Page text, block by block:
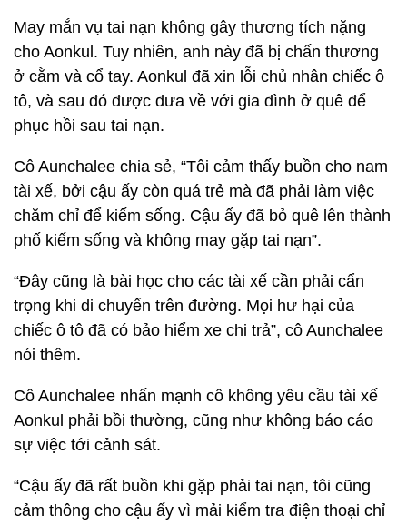
May mắn vụ tai nạn không gây thương tích nặng
cho Aonkul. Tuy nhiên, anh này đã bị chấn thương
ở cằm và cổ tay. Aonkul đã xin lỗi chủ nhân chiếc ô
tô, và sau đó được đưa về với gia đình ở quê để
phục hồi sau tai nạn.
Cô Aunchalee chia sẻ, “Tôi cảm thấy buồn cho nam
tài xế, bởi cậu ấy còn quá trẻ mà đã phải làm việc
chăm chỉ để kiếm sống. Cậu ấy đã bỏ quê lên thành
phố kiếm sống và không may gặp tai nạn”.
“Đây cũng là bài học cho các tài xế cần phải cẩn
trọng khi di chuyển trên đường. Mọi hư hại của
chiếc ô tô đã có bảo hiểm xe chi trả”, cô Aunchalee
nói thêm.
Cô Aunchalee nhấn mạnh cô không yêu cầu tài xế
Aonkul phải bồi thường, cũng như không báo cáo
sự việc tới cảnh sát.
“Cậu ấy đã rất buồn khi gặp phải tai nạn, tôi cũng
cảm thông cho cậu ấy vì mải kiểm tra điện thoại chỉ